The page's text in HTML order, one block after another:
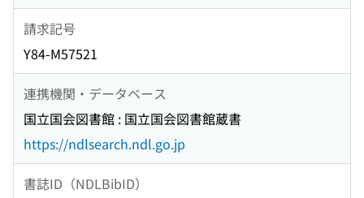
請求記号
Y84-M57521
連携機関・データベース
国立国会図書館 : 国立国会図書館蔵書
https://ndlsearch.ndl.go.jp
書誌ID（NDLBibID）